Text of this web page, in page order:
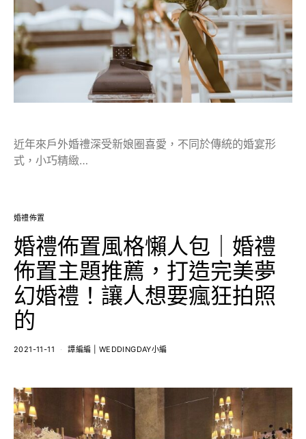
近年來戶外婚禮深受新娘圈喜愛，不同於傳統的婚宴形
式，小巧精緻…
婚禮佈置
婚禮佈置風格懶人包｜婚禮
佈置主題推薦，打造完美夢
幻婚禮！讓人想要瘋狂拍照
的
2021-11-11 譚編編 | WEDDINGDAY小編